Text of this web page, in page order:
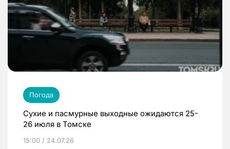
Погода
Сухие и пасмурные выходные ожидаются 25-
26 июля в Томске
15:00 / 24.07.26